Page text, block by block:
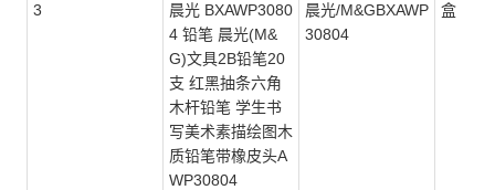
3
晨光 BXAWP3080
4 铅笔 晨光(M&
G)文具2B铅笔20
支 红黑抽条六角
木杆铅笔 学生书
写美术素描绘图木
质铅笔带橡皮头A
WP30804
晨光/M&GBXAWP
30804
盒